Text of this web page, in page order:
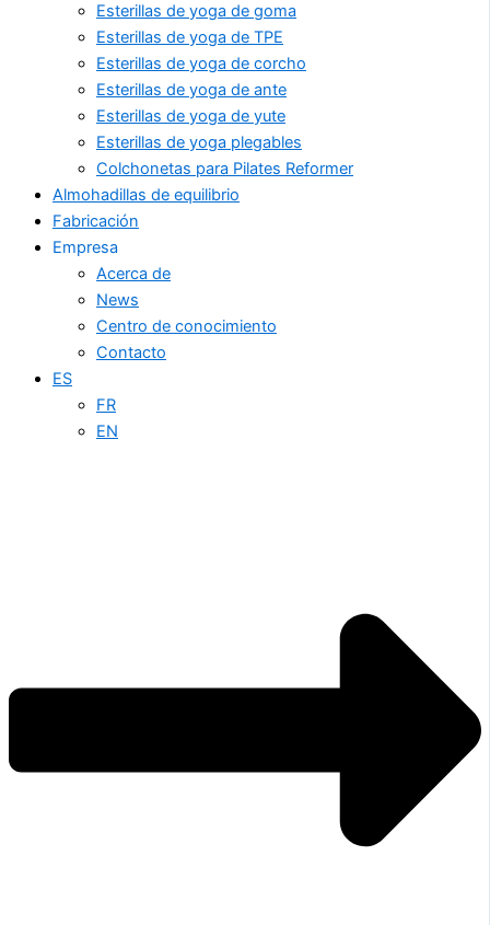
Esterillas de yoga de goma
Esterillas de yoga de TPE
Esterillas de yoga de corcho
Esterillas de yoga de ante
Esterillas de yoga de yute
Esterillas de yoga plegables
Colchonetas para Pilates Reformer
Almohadillas de equilibrio
Fabricación
Empresa
Acerca de
News
Centro de conocimiento
Contacto
ES
FR
EN